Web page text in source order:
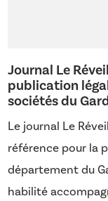
Journal Le
publication
sociétés du
Le journal Le
référence pour la
département du
habilité